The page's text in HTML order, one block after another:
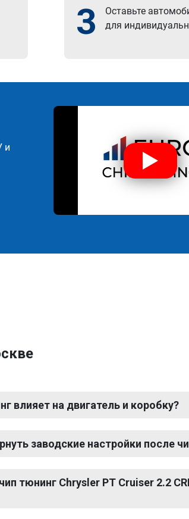
3
Оставьте
для
и
влияет на двигатель и коробку?
заводские настройки после
тюнинг Chrysler PT Cruiser 2.2